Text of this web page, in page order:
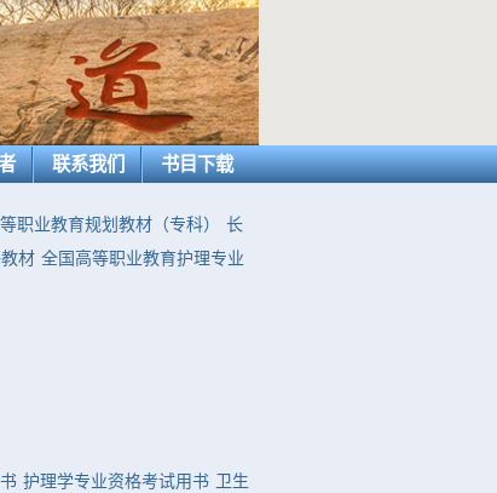
联系我们 书目下载
职业教育规划教材（专科）
长
材 全国高等职业教育护理专业
护理学专业资格考试用书 卫生